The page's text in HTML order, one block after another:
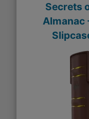
Secrets
Almanac